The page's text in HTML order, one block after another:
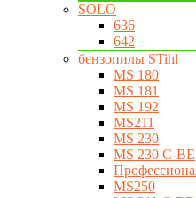
SOLO
636
642
бензопилы STihl
MS 180
MS 181
MS 192
MS211
MS 230
MS 230 C-BE
MS250